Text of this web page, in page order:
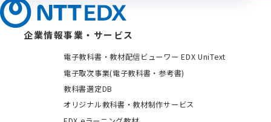
企業情報事業・サービス
電子教科書・教材配信ビューワー EDX UniText
電子取次事業(電子教科書・参考書)
教科書選定DB
オリジナル教科書・教材制作サービス